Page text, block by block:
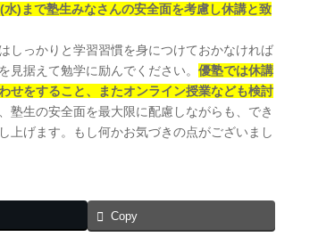
)まで塾生みなさんの安全面を考慮し休講と致
しっかりと学習習慣を身につけておかなければ
据えて勉学に励んでください。 優塾では休講
せをすること、またオンライン授業なども検討
塾生の安全面を最大限に配慮しながらも、でき
上げます。もし何かお気づきの点がございまし
Copy